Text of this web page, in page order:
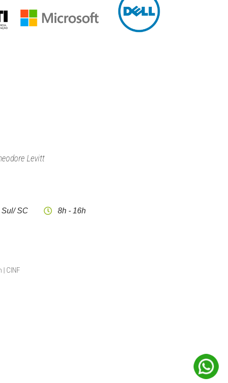
Levitt
SC 8h - 16h
| CINF